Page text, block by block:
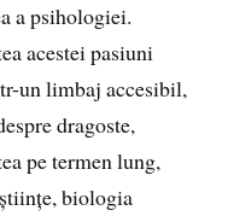
a psihologiei.
acestei pasiuni
un limbaj accesibil,
dragoste,
pe termen lung,
biologia